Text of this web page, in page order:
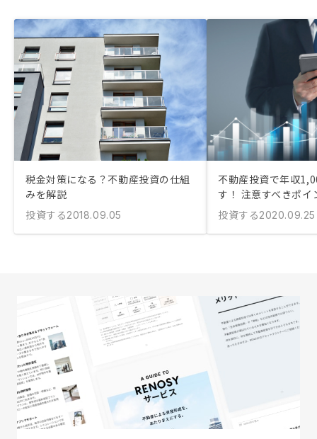
税金対策になる？不動産投資の仕組
みを解説
投資する2018.09.05
不動産投資で年収
す！ 注意すべきポイ
投資する2020.09.25